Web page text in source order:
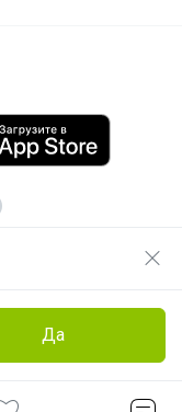
Да
2012 -2026